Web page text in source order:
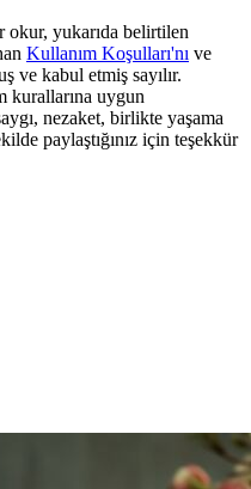
okur, yukarıda belirtilen
Kullanım Koşulları'nı ve
ve kabul etmiş sayılır.
kurallarına uygun
nezaket, birlikte yaşama
paylaştığınız için teşekkür